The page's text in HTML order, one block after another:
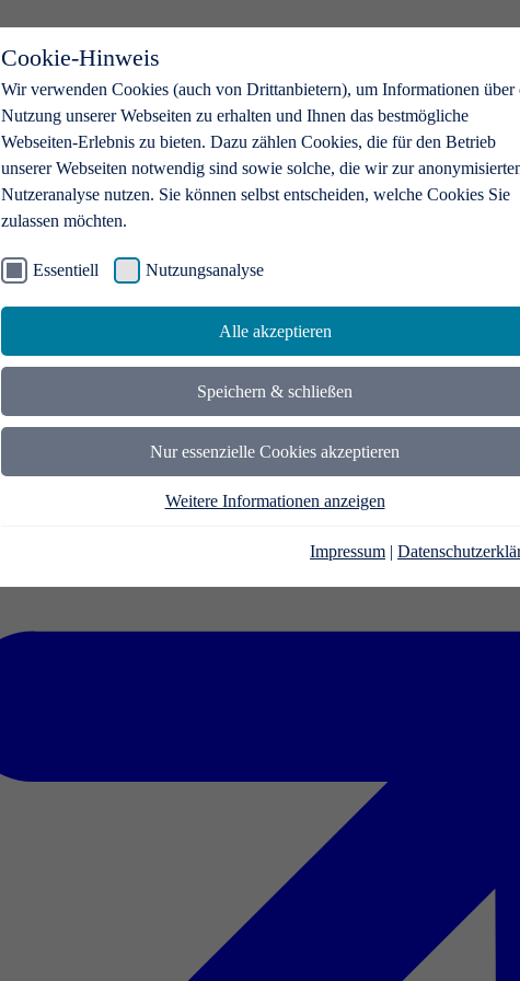
Cookie-Hinweis
Wir verwenden Cookies (auch von Drittanbietern), um Informationen über
Nutzung unserer Webseiten zu erhalten und Ihnen das bestmögliche
Webseiten-Erlebnis zu bieten. Dazu zählen Cookies, die für den Betrieb
unserer Webseiten notwendig sind sowie solche, die wir zur
Nutzeranalyse nutzen. Sie können selbst entscheiden, welche Cookies Sie
zulassen möchten.
Essentiell Nutzungsanalyse
Alle akzeptieren
Speichern & schließen
Nur essenzielle Cookies akzeptieren
Weitere Informationen anzeigen
Impressum |